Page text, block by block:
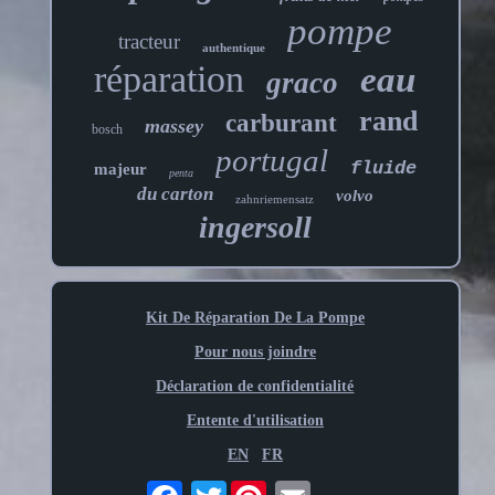
tracteur authentique pompe
réparation graco eau
bosch massey carburant rand
majeur penta portugal
fluide
du carton
zahnriemensatz volvo
ingersoll
Kit De Réparation De La Pompe
Pour nous joindre
Déclaration de confidentialité
Entente d'utilisation
EN FR
Twitter